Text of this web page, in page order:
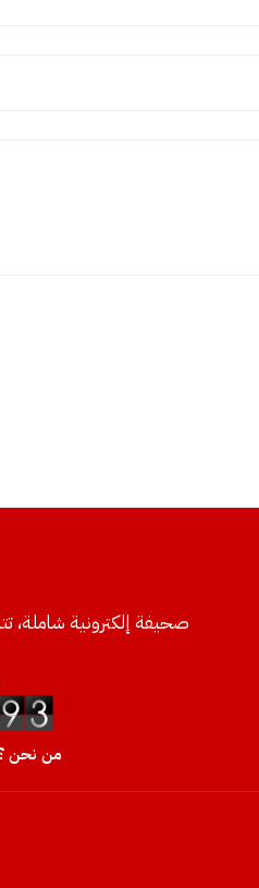
صحيفة إلكترونية شاملة،
من نحن